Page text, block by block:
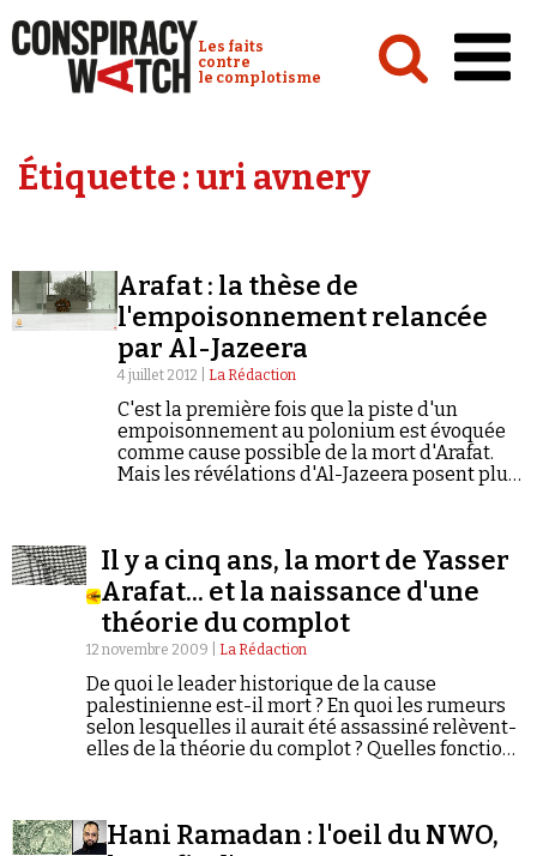
Conspiracy Watch :
Les faits
contre
le complotisme
Analyses
Vidéos
Émissions
Revues de presse
Faire un don
Étiquette :uri avnery
Arafat : la thèse de
l'empoisonnement relancée
par Al-Jazeera
4 juillet 2012 | La Rédaction
C'est la première fois que la piste d'un
empoisonnement au polonium est évoquée
comme cause possible de la mort d'Arafat.
Mais les révélations d'Al-Jazeera posent plus
Il y a cinq ans, la mort de Yasser
Arafat... et la naissance d'une
théorie du complot
12 novembre 2009 | La Rédaction
De quoi le leader historique de la cause
palestinienne est-il mort ? En quoi les rumeurs
selon lesquelles il aurait été assassiné relèvent-
elles de la théorie du complot ? Quelles fonctions
de répondre.
Hani Ramadan : l'oeil du NWO,